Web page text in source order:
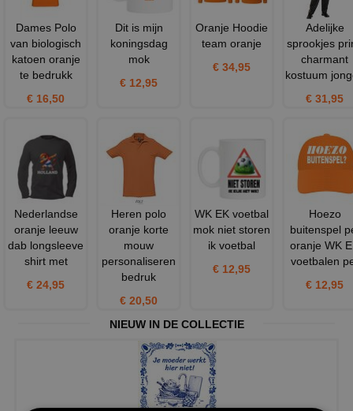
Dames Polo
van biologisch
katoen oranje
te bedrukk
€ 16,50
Dit is mijn
koningsdag
mok
€ 12,95
Oranje Hoodie
team oranje
€ 34,95
Adelijke
sprookjes
charmant
kostuum
€ 31,95
Nederlandse
oranje leeuw
dab longsleeve
shirt met
€ 24,95
Heren polo
oranje korte
mouw
personaliseren
bedruk
€ 20,50
WK EK voetbal
mok niet storen
ik voetbal
€ 12,95
Hoezo
buitenspel
oranje WK
voetbalen
€ 12,95
NIEUW IN DE COLLECTIE